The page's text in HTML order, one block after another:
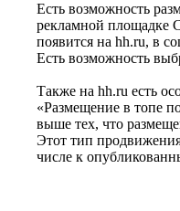
Есть возможность
рекламной площадке
появится на hh.ru, в
Есть возможность
Также на hh.ru есть
«Размещение в топе
выше тех, что
Этот тип
числе к